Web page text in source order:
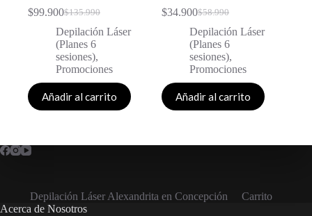
$135.990
$99.900
Depilación Láser
(Planes 6
sesiones),
Promociones
Añadir al carrito
$58.990
$34.900
Depilación Láser
(Planes 6
sesiones),
Promociones
Añadir al carrito
Depilación Láser Alexandrita en Concepción
Carrito
Acerca de Nosotros